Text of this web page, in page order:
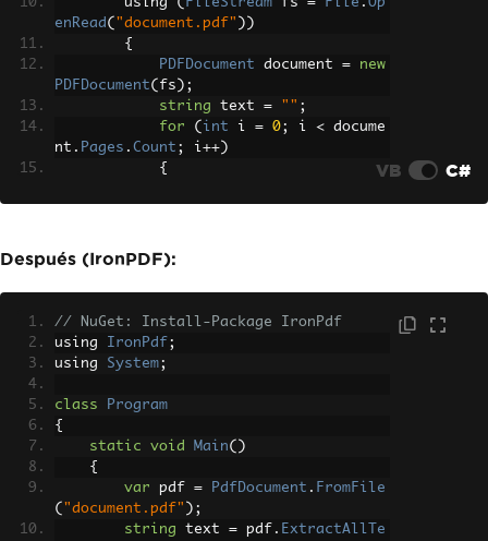
enRead ( "document.pdf" ))
{
PDFDocument document =
new
PDFDocument( fs );
string text = "" ;
for
( int i = 0; i < docume
nt . Pages . Count ; i++)
{
Console
}
}
VB C#
Después (IronPDF):
// NuGet: Install-Package IronPdf
using IronPdf ;
using System;
class
Program
{
static
void Main()
{
var pdf = PdfDocument . FromFile
( "document.pdf" );
string text = pdf . ExtractAllTe